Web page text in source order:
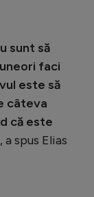
sunt să
faci
este să
câteva
că este
, a spus Elias